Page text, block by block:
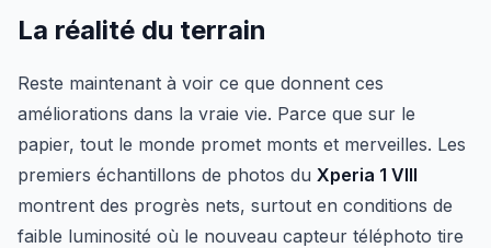
La réalité du terrain
Reste maintenant à voir ce que donnent ces
améliorations dans la vraie vie. Parce que sur le
papier, tout le monde promet monts et merveilles. Les
premiers échantillons de photos du Xperia 1 VIII
montrent des progrès nets, surtout en conditions de
faible luminosité où le nouveau capteur téléphoto tire